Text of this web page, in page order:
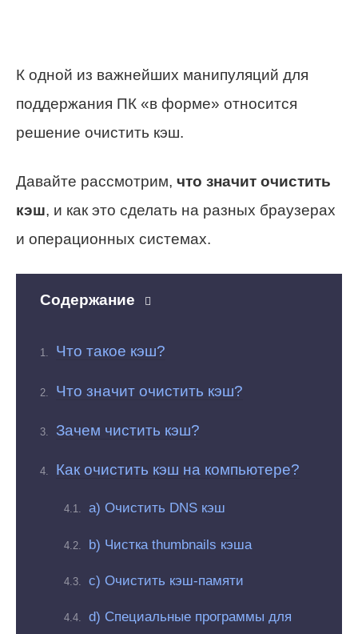
К одной из важнейших манипуляций для
поддержания ПК «в форме» относится
решение очистить кэш.
Давайте рассмотрим, что значит очистить
кэш, и как это сделать на разных браузерах
и операционных системах.
Содержание
Что такое кэш?
Что значит очистить кэш?
Зачем чистить кэш?
Как очистить кэш на компьютере?
а) Очистить DNS кэш
b) Чистка thumbnails кэша
c) Очистить кэш-памяти
d) Специальные программы для